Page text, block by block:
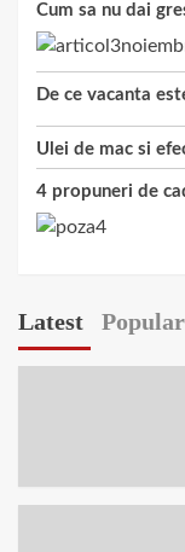
Cum sa nu dai
De ce vacanta
Ulei de mac si
4 propuneri de
Latest Popular